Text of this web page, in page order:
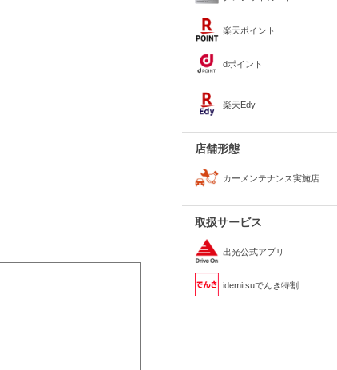
楽天ポイント
dポイント
楽天Edy
店舗形態
カーメンテナンス実施店
取扱サービス
出光公式アプリ
idemitsuでんき特割